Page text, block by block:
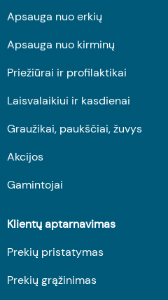
Apsauga nuo erkių
Apsauga nuo kirminų
Priežiūrai ir profilaktikai
Laisvalaikiui ir kasdienai
Graužikai, paukščiai, žuvys
Akcijos
Gamintojai
Klientų aptarnavimas
Prekių pristatymas
Prekių grąžinimas